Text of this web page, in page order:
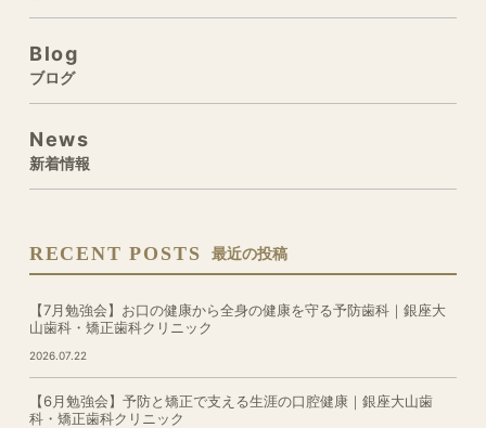
Blog
ブログ
News
新着情報
RECENT POSTS 最近の投稿
【7月勉強会】お口の健康から全身の健康を守る予防歯科｜銀座大
山歯科・矯正歯科クリニック
2026.07.22
【6月勉強会】予防と矯正で支える生涯の口腔健康｜銀座大山歯
科・矯正歯科クリニック